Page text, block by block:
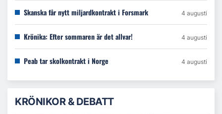
Skanska får nytt miljardkontrakt i Forsmark 4 augusti
Krönika: Efter sommaren är det allvar! 4 augusti
Peab tar skolkontrakt i Norge 4 augusti
KRÖNIKOR & DEBATT